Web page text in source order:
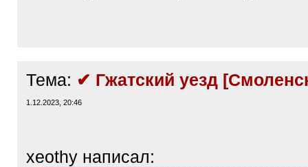
Тема: ✔ Гжатский уезд
1.12.2023, 20:46
xeothy написал: